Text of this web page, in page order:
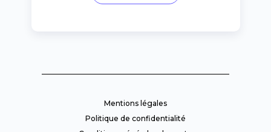
Mentions légales
Politique de confidentialité